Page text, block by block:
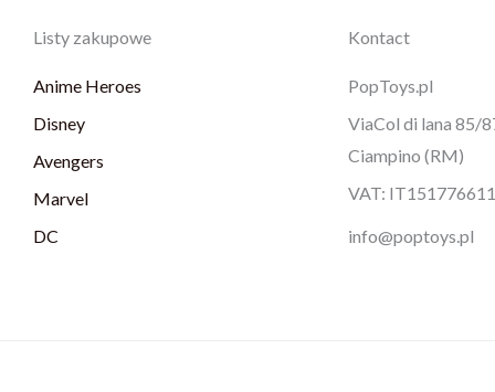
Listy zakupowe
Anime Heroes
Disney
Avengers
Marvel
DC
Kontact
PopToys.pl
ViaCol di lana 85/
Ciampino (RM)
VAT:
info@poptoys.pl